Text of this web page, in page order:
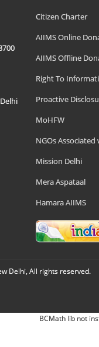
Citizen Charter
AIIMS Online
AIIMS Offline
Right To
Proactive
MoHFW
NGOs Associated
Mission Delhi
Mera Aspataal
Hamara AIIMS
Delhi, All rights reserved.
BCMath lib not